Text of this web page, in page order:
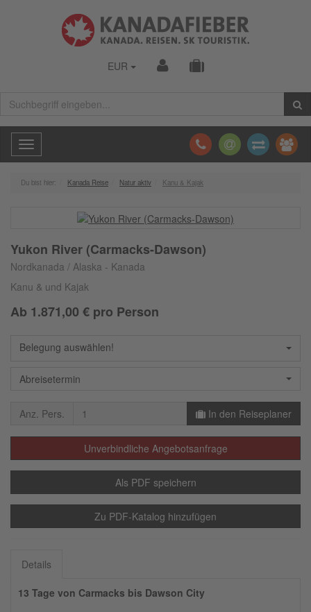
EUR
Toggle
navigation
Du bist hier: Kanada Reise Natur aktiv Kanu & Kajak
Yukon River (Carmacks-Dawson)
Nordkanada / Alaska - Kanada
Kanu & und Kajak
Ab 1.871,00 € pro Person
Belegung auswählen!
Abreisetermin
Anz. Pers. In den Reiseplaner
Unverbindliche Angebotsanfrage
Als PDF speichern
Zu PDF-Katalog hinzufügen
Details
13 Tage von Carmacks bis Dawson City